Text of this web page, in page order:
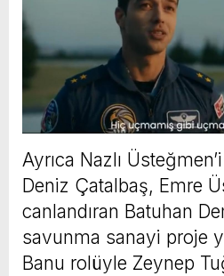
Ayrıca Nazlı
Deniz Çatalbaş, Emre
canlandıran Batuhan
savunma sanayi proje
Banu rolüyle Zeynep